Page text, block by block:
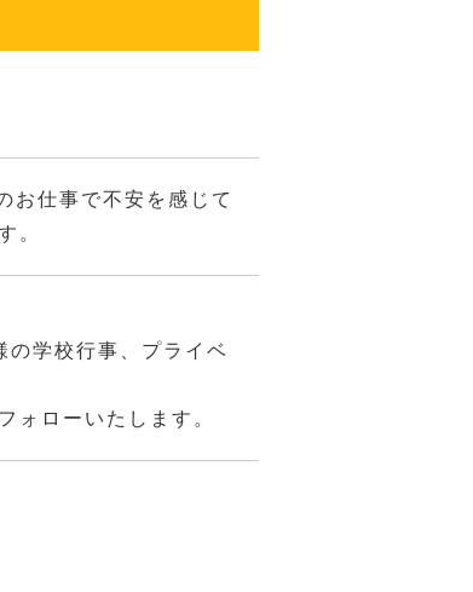
お仕事で不安を感じて
。
学校行事、プライベ
ォローいたします。